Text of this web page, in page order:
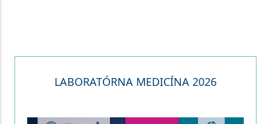
LABORATÓRNA MEDICÍNA 2026